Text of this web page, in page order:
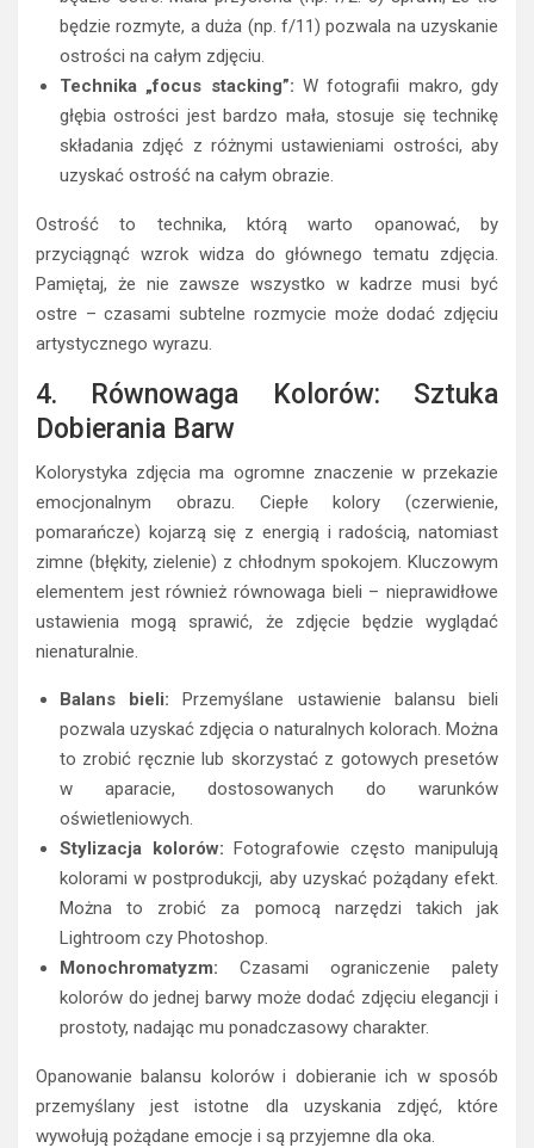
będzie rozmyte, a duża (np. f/11) pozwala na uzyskanie
ostrości na całym zdjęciu.
Technika „focus stacking”: W fotografii makro, gdy
głębia ostrości jest bardzo mała, stosuje się technikę
składania zdjęć z różnymi ustawieniami ostrości, aby
uzyskać ostrość na całym obrazie.
Ostrość to technika, którą warto opanować, by
przyciągnąć wzrok widza do głównego tematu zdjęcia.
Pamiętaj, że nie zawsze wszystko w kadrze musi być
ostre – czasami subtelne rozmycie może dodać zdjęciu
artystycznego wyrazu.
4. Równowaga Kolorów: Sztuka
Dobierania Barw
Kolorystyka zdjęcia ma ogromne znaczenie w przekazie
emocjonalnym obrazu. Ciepłe kolory (czerwienie,
pomarańcze) kojarzą się z energią i radością, natomiast
zimne (błękity, zielenie) z chłodnym spokojem. Kluczowym
elementem jest również równowaga bieli – nieprawidłowe
ustawienia mogą sprawić, że zdjęcie będzie wyglądać
nienaturalnie.
Balans bieli: Przemyślane ustawienie balansu bieli
pozwala uzyskać zdjęcia o naturalnych kolorach. Można
to zrobić ręcznie lub skorzystać z gotowych presetów
w aparacie, dostosowanych do warunków
oświetleniowych.
Stylizacja kolorów: Fotografowie często manipulują
kolorami w postprodukcji, aby uzyskać pożądany efekt.
Można to zrobić za pomocą narzędzi takich jak
Lightroom czy Photoshop.
Monochromatyzm: Czasami ograniczenie palety
kolorów do jednej barwy może dodać zdjęciu elegancji i
prostoty, nadając mu ponadczasowy charakter.
Opanowanie balansu kolorów i dobieranie ich w sposób
przemyślany jest istotne dla uzyskania zdjęć, które
wywołują pożądane emocje i są przyjemne dla oka.